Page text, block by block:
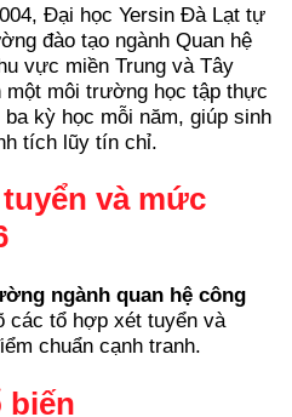
Đại học Yersin Đà Lạt tự
đào tạo ngành Quan hệ
vực miền Trung và Tây
một môi trường học tập thực
kỳ học mỗi năm, giúp sinh
tích lũy tín chỉ.
và mức
ngành quan hệ công
các tổ hợp xét tuyển và
chuẩn cạnh tranh.
biến